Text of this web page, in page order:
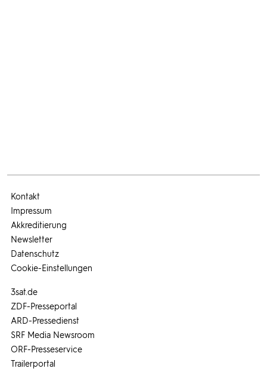
3sat.de
ZDF-Presseportal
ARD-Pressedienst
SRF Media Newsroom
ORF-Presseservice
Trailerportal
Kontakt
Impressum
Akkreditierung
Newsletter
Datenschutz
Cookie-Einstellungen